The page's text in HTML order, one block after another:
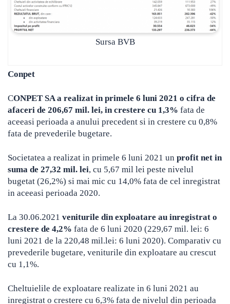
Sursa BVB
Conpet
CONPET SA a realizat in primele 6 luni 2021 o cifra de
afaceri de 206,67 mil. lei, in crestere cu 1,3% fata de
aceeasi perioada a anului precedent si in crestere cu 0,8%
fata de prevederile bugetare.
Societatea a realizat in primele 6 luni 2021 un profit net in
suma de 27,32 mil. lei, cu 5,67 mil lei peste nivelul
bugetat (26,2%) si mai mic cu 14,0% fata de cel inregistrat
in aceeasi perioada 2020.
La 30.06.2021 veniturile din exploatare au inregistrat o
crestere de 4,2% fata de 6 luni 2020 (229,67 mil. lei: 6
luni 2021 de la 220,48 mil.lei: 6 luni 2020). Comparativ cu
prevederile bugetare, veniturile din exploatare au crescut
cu 1,1%.
Cheltuielile de exploatare realizate in 6 luni 2021 au
inregistrat o crestere cu 6,3% fata de nivelul din perioada